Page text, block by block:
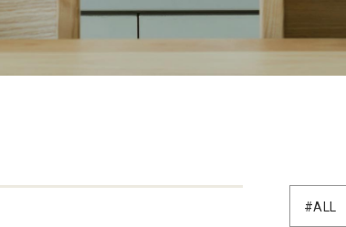
#ALL